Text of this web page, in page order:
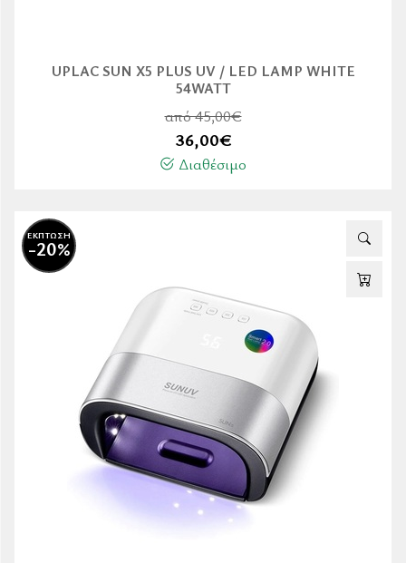
UPLAC SUN X5 PLUS UV / LED LAMP WHITE
54WATT
από 45,00€
36,00€
Διαθέσιμο
ΕΚΠΤΩΣΗ
-20%